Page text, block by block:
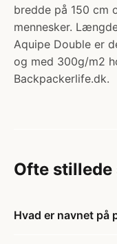
bredde på 150 cm
mennesker.
Aquipe Double er
og med 300g/m2
Backpackerlife.dk.
Ofte stillede
Hvad er navnet på